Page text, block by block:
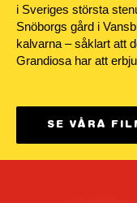
i Sveriges största
Snöborgs gård i
kalvarna – såklart att
Grandiosa har att
SE VÅRA